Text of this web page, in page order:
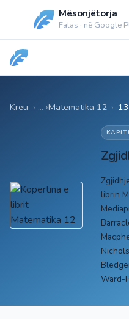
Mësonjëtorja
Falas · në Google
Kreu Matematika 12 ›
librin
Ward-